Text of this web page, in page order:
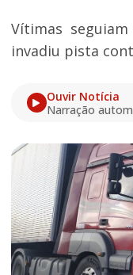
Vítimas
invadiu pista
Ouvir Notícia
Narração